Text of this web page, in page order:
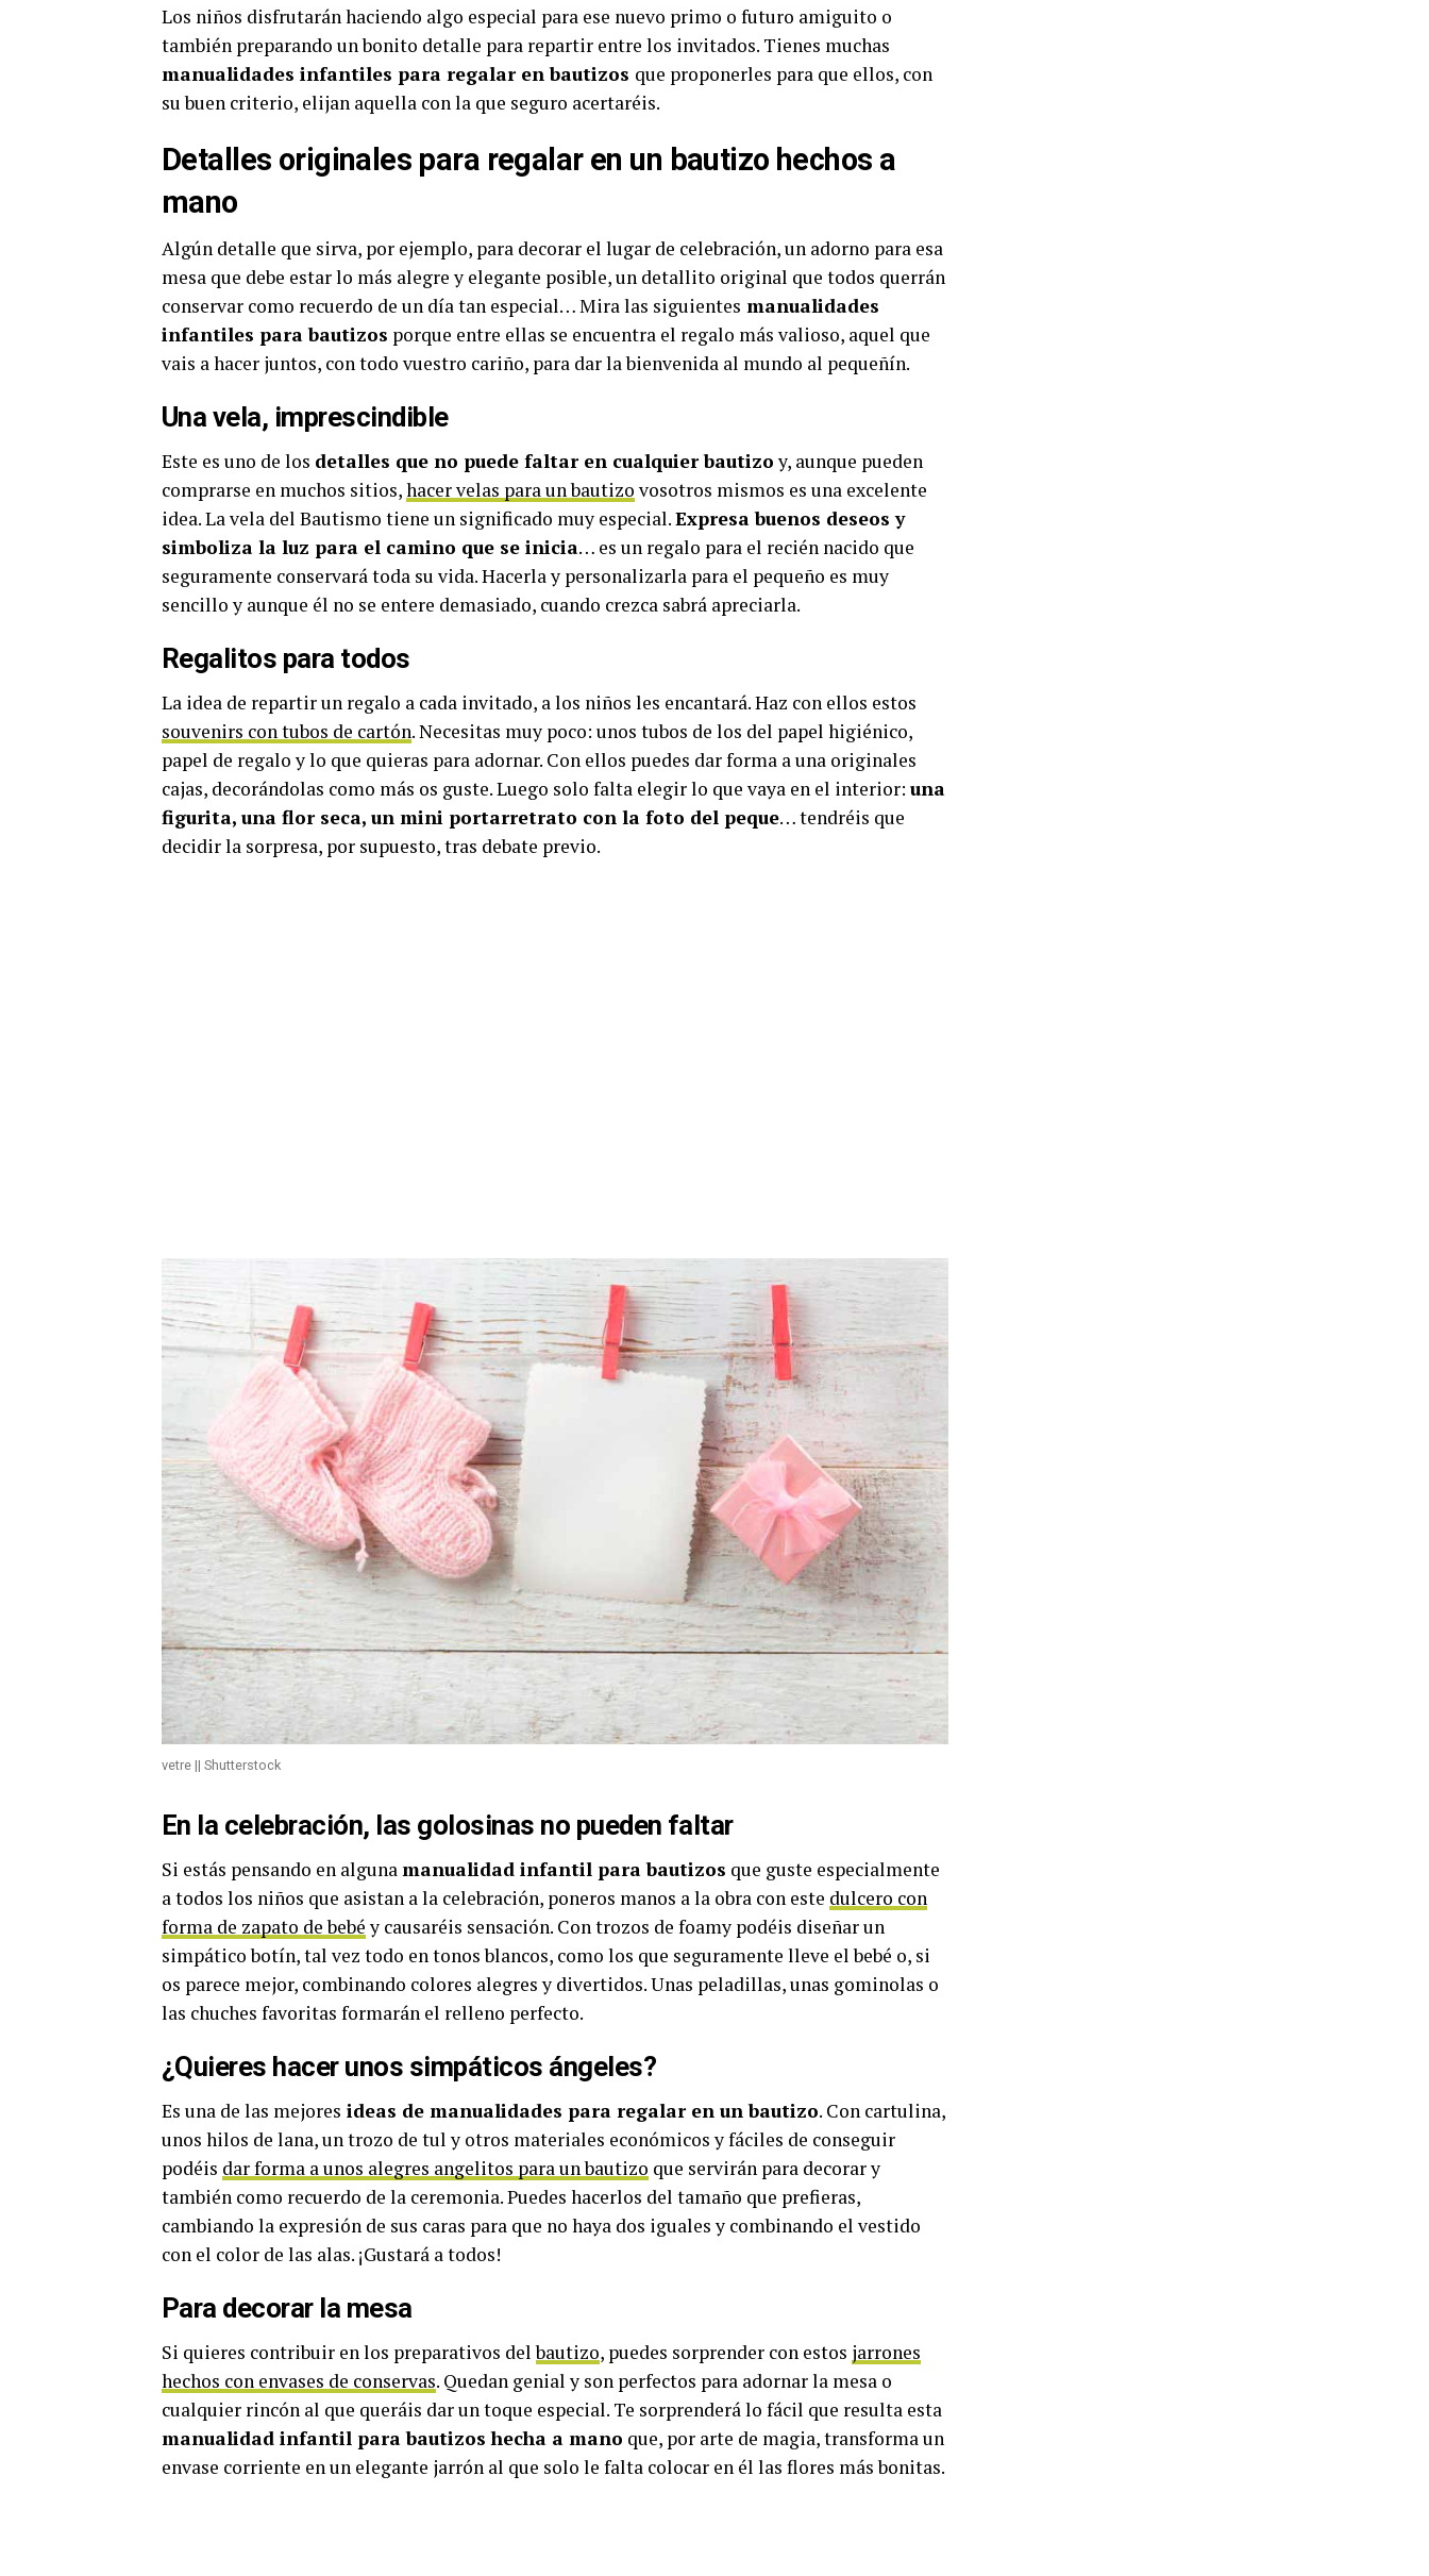
Los niños disfrutarán haciendo algo especial para ese nuevo primo o futuro amiguito o
también preparando un bonito detalle para repartir entre los invitados. Tienes muchas
manualidades infantiles para regalar en bautizos que proponerles para que ellos, con
su buen criterio, elijan aquella con la que seguro acertaréis.
Detalles originales para regalar en un bautizo hechos a
mano
Algún detalle que sirva, por ejemplo, para decorar el lugar de celebración, un adorno para esa
mesa que debe estar lo más alegre y elegante posible, un detallito original que todos querrán
conservar como recuerdo de un día tan especial… Mira las siguientes manualidades
infantiles para bautizos porque entre ellas se encuentra el regalo más valioso, aquel que
vais a hacer juntos, con todo vuestro cariño, para dar la bienvenida al mundo al pequeñín.
Una vela, imprescindible
Este es uno de los detalles que no puede faltar en cualquier bautizoy, aunque pueden
comprarse en muchos sitios,hacer velas para un bautizo vosotros mismos es una excelente
idea. La vela del Bautismo tiene un significado muy especial.Expresa buenos deseos y
simboliza la luz para el camino que se inicia… es un regalo para el recién nacido que
seguramente conservará toda su vida. Hacerla y personalizarla para el pequeño es muy
sencillo y aunque él no se entere demasiado, cuando crezca sabrá apreciarla.
Regalitos para todos
La idea de repartir un regalo a cada invitado, a los niños les encantará. Haz con ellos estos
souvenirs con tubos de cartón. Necesitas muy poco: unos tubos de los del papel higiénico,
papel de regalo y lo que quieras para adornar. Con ellos puedes dar forma a una originales
cajas, decorándolas como más os guste. Luego solo falta elegir lo que vaya en el interior: una
figurita, una flor seca, un mini portarretrato con la foto del peque… tendréis que
decidir la sorpresa, por supuesto, tras debate previo.
vetre || Shutterstock
En la celebración, las golosinas no pueden faltar
Si estás pensando en algunamanualidad infantil para bautizos que guste especialmente
a todos los niños que asistan a la celebración, poneros manos a la obra con este dulcero con
forma de zapato de bebéy causaréis sensación. Con trozos de foamy podéis diseñar un
simpático botín, tal vez todo en tonos blancos, como los que seguramente lleve el bebé o, si
os parece mejor, combinando colores alegres y divertidos. Unas peladillas, unas gominolas o
las chuches favoritas formarán el relleno perfecto.
¿Quieres hacer unos simpáticos ángeles?
Es una de las mejores ideas de manualidades para regalar en un bautizo. Con cartulina,
unos hilos de lana, un trozo de tul y otros materiales económicos y fáciles de conseguir
podéis dar forma a unos alegres angelitos para un bautizo que servirán para decorar y
también como recuerdo de la ceremonia. Puedes hacerlos del tamaño que prefieras,
cambiando la expresión de sus caras para que no haya dos iguales y combinando el vestido
con el color de las alas. ¡Gustará a todos!
Para decorar la mesa
Si quieres contribuir en los preparativos delbautizo, puedes sorprender con estos jarrones
hechos con envases de conservas. Quedan genial y son perfectos para adornar la mesa o
cualquier rincón al que queráis dar un toque especial. Te sorprenderá lo fácil que resulta esta
manualidad infantil para bautizos hecha a mano que, por arte de magia, transforma un
envase corriente en un elegante jarrón al que solo le falta colocar en él las flores más bonitas.